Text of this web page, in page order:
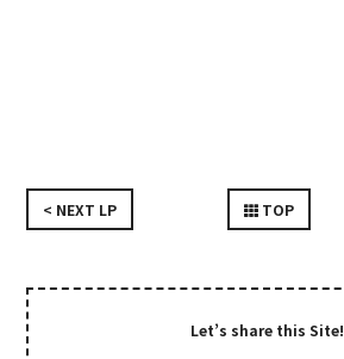
< NEXT LP TOP
Let’s share this Site!